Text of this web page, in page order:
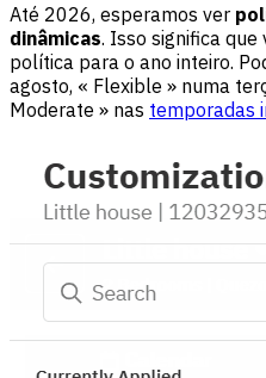
Até 2026, esperamos ver
dinâmicas. Isso significa
política para o ano inteiro.
agosto, « Flexible » numa
Moderate » nas temporadas